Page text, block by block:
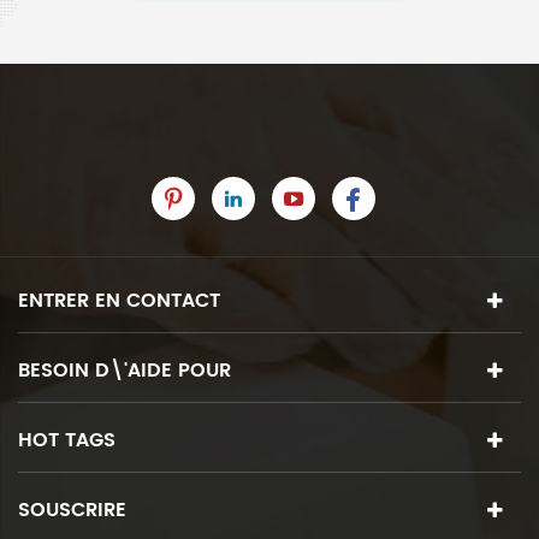
ENTRER EN CONTACT
BESOIN D\'AIDE POUR
HOT TAGS
SOUSCRIRE